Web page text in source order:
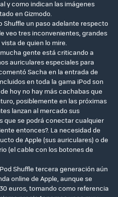
y como indican las imágenes
en Gizmodo.
Shuffle un paso adelante respecto
veo tres inconvenientes, grandes
de quien lo mire.
gente está criticando a
auriculares especiales para
Sacha en la entrada de
en toda la gama iPod son
hoy no hay más cachabas que
posiblemente en las próximas
lanzan al mercado sus
que se podrá conectar cualquier
entonces?. La necesidad de
de Apple (sus auriculares) o de
(el cable con los botones de
Shuffle tercera generación aún
online de Apple, aunque se
euros, tomando como referencia